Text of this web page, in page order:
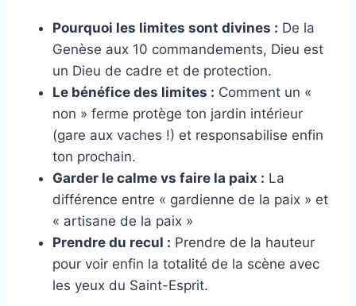
Pourquoi les limites sont divines : De la
Genèse aux 10 commandements, Dieu est
un Dieu de cadre et de protection.
Le bénéfice des limites : Comment un «
non » ferme protège ton jardin intérieur
(gare aux vaches !) et responsabilise enfin
ton prochain.
Garder le calme vs faire la paix : La
différence entre « gardienne de la paix » et
« artisane de la paix »
Prendre du recul : Prendre de la hauteur
pour voir enfin la totalité de la scène avec
les yeux du Saint-Esprit.